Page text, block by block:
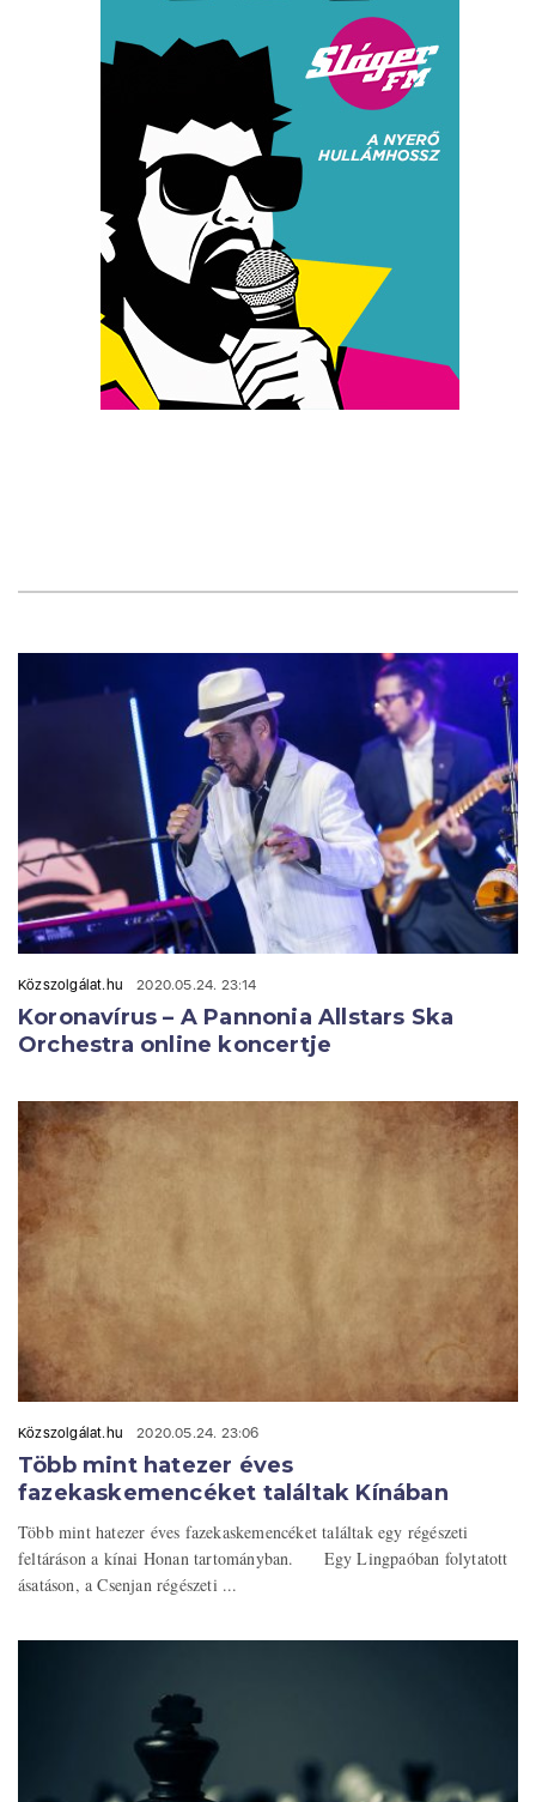
Közszolgálat.hu 2020.05.24. 23:14
Koronavírus – A Pannonia Allstars Ska
Orchestra online koncertje
Közszolgálat.hu 2020.05.24. 23:06
Több mint hatezer éves
fazekaskemencéket találtak Kínában
Több mint hatezer éves fazekaskemencéket találtak egy régészeti
feltáráson a kínai Honan tartományban. Egy Lingpaóban folytatott
ásatáson, a Csenjan régészeti ...